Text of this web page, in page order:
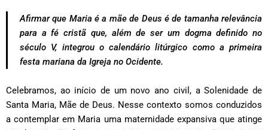
Afirmar que Maria é a mãe de Deus é de tamanha relevância
para a fé cristã que, além de ser um dogma definido no
século V, integrou o calendário litúrgico como a primeira
festa mariana da Igreja no Ocidente.
Celebramos, ao início de um novo ano civil, a Solenidade de
Santa Maria, Mãe de Deus. Nesse contexto somos conduzidos
a contemplar em Maria uma maternidade expansiva que atinge